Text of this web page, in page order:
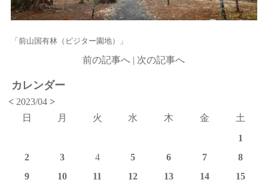
「前山国有林（ビジター園地）」
前の記事へ | 次の記事へ
カレンダー
< 2023/04>
日
月 火 水 木 金
土
1
2
3 4 5 6 7
8
9
10 11 12 13 14
15